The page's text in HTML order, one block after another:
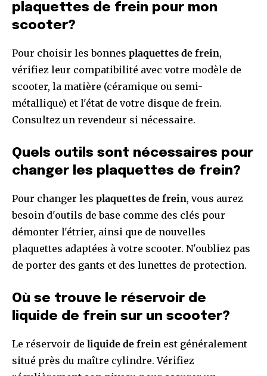
plaquettes de frein pour mon
scooter?
Pour choisir les bonnes plaquettes de frein,
vérifiez leur compatibilité avec votre modèle de
scooter, la matière (céramique ou semi-
métallique) et l'état de votre disque de frein.
Consultez un revendeur si nécessaire.
Quels outils sont nécessaires pour
changer les plaquettes de frein?
Pour changer les plaquettes de frein, vous aurez
besoin d'outils de base comme des clés pour
démonter l'étrier, ainsi que de nouvelles
plaquettes adaptées à votre scooter. N'oubliez pas
de porter des gants et des lunettes de protection.
Où se trouve le réservoir de
liquide de frein sur un scooter?
Le réservoir de liquide de frein est généralement
situé près du maître cylindre. Vérifiez